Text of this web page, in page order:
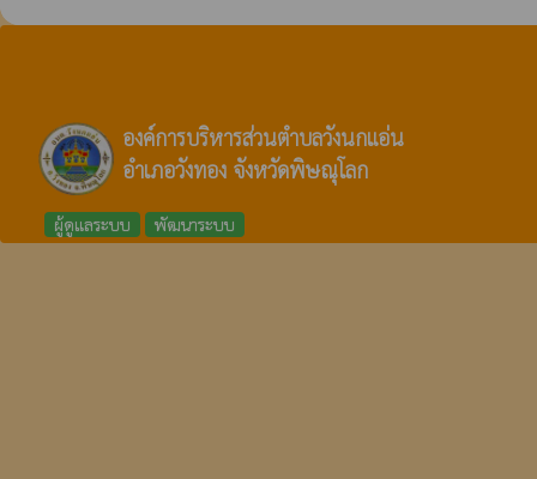
องค์การบริหารส่วนตำบลวังนกแอ่น
อำเภอวังทอง จังหวัดพิษณุโลก
ผู้ดูแลระบบ พัฒนาระบบ